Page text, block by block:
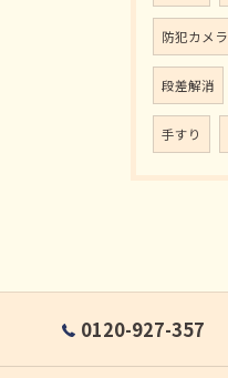
防犯カメラ
段差解消
手すり
0120-927-357